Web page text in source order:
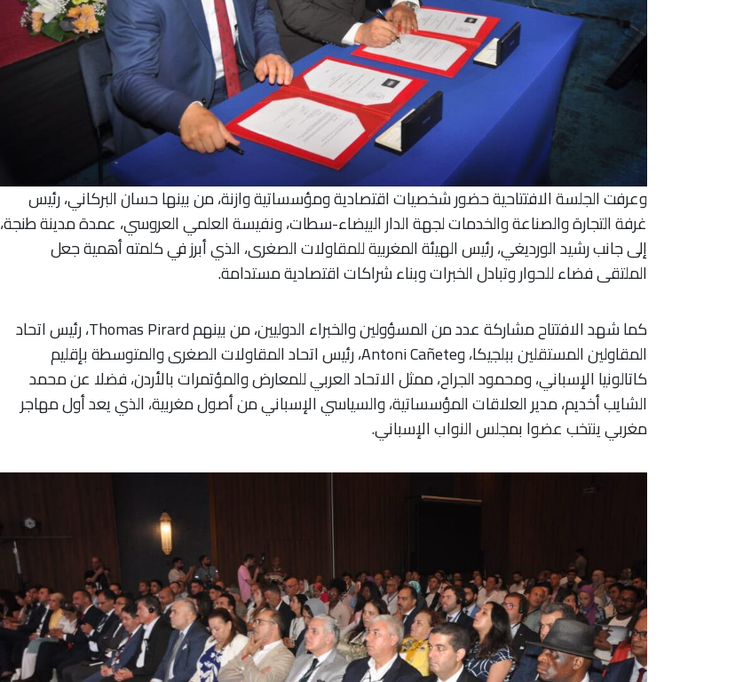
وعرفت الجلسة الافتتاحية حضور شخصيات اقتصادية ومؤسساتية وازنة، من بينها حسان البركاني، رئيس
غرفة التجارة والصناعة والخدمات لجهة الدار البيضاء-سطات، ونفيسة العلمي العروسي، عمدة مدينة طنجة،
إلى جانب رشيد الورديغي، رئيس الهيئة المغربية للمقاولات الصغرى، الذي أبرز في كلمته أهمية جعل
الملتقى فضاء للحوار وتبادل الخبرات وبناء شراكات اقتصادية مستدامة.
كما شهد الافتتاح مشاركة عدد من المسؤولين والخبراء الدوليين، من بينهم Thomas Pirard، رئيس اتحاد
المقاولين المستقلين ببلجيكا، وAntoni Cañete، رئيس اتحاد المقاولات الصغرى والمتوسطة بإقليم
كاتالونيا الإسباني، ومحمود الجراح، ممثل الاتحاد العربي للمعارض والمؤتمرات بالأردن، فضلا عن محمد
الشايب أخديم، مدير العلاقات المؤسساتية، والسياسي الإسباني من أصول مغربية، الذي يعد أول مهاجر
مغربي ينتخب عضوا بمجلس النواب الإسباني.